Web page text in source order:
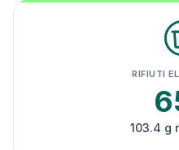
RIFIUTI
103.4 g